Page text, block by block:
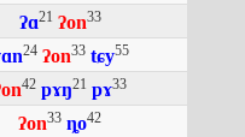
ʔɑ21 ʔon33
24 ʔon33 tɕy55
42 pɤŋ21 pɤ33
ʔon33 ȵo42